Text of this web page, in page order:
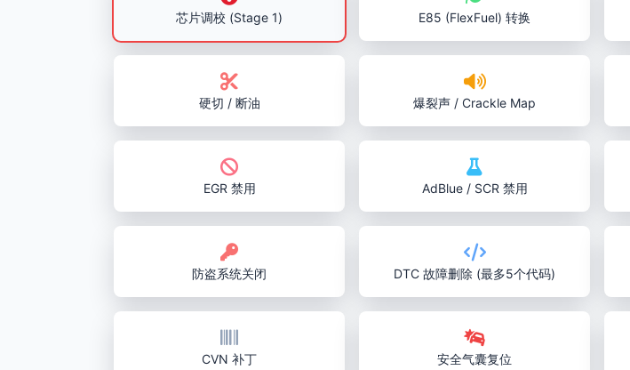
芯片调校 (Stage 1) E85 (FlexFuel) 转换
硬切 / 断油 爆裂声 / Crackle Map
EGR 禁用 AdBlue / SCR 禁用
防盗系统关闭 DTC 故障删除 (最多5个代码)
CVN 补丁 安全气囊复位